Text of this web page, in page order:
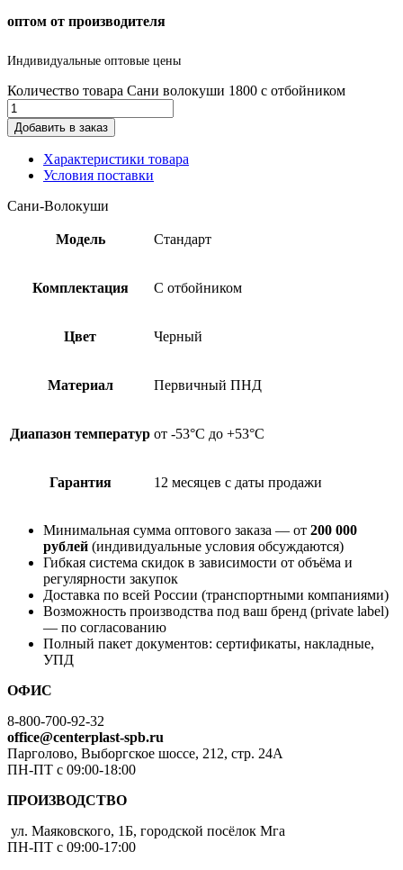
оптом от производителя
Индивидуальные оптовые цены
Количество товара Сани волокуши 1800 с отбойником
Добавить в заказ
Характеристики товара
Условия поставки
Сани-Волокуши
Модель Стандарт
Комплектация С отбойником
Цвет Черный
Материал Первичный ПНД
Диапазон температур от -53°С до +53°С
Гарантия 12 месяцев с даты продажи
Минимальная сумма оптового заказа — от 200 000
рублей (индивидуальные условия обсуждаются)
Гибкая система скидок в зависимости от объёма и
регулярности закупок
Доставка по всей России (транспортными компаниями)
Возможность производства под ваш бренд (private label)
— по согласованию
Полный пакет документов: сертификаты, накладные,
УПД
ОФИС
8-800-700-92-32
office@centerplast-spb.ru
Парголово, Выборгское шоссе, 212, стр. 24А
ПН-ПТ с 09:00-18:00
ПРОИЗВОДСТВО
ул. Маяковского, 1Б, городской посёлок Мга
ПН-ПТ с 09:00-17:00